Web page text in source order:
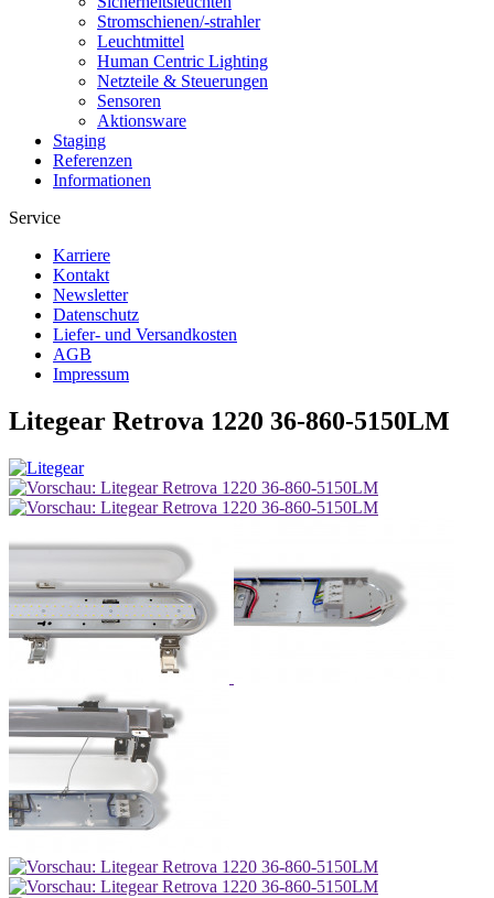
Stromschienen/-strahler
Leuchtmittel
Human Centric Lighting
Netzteile & Steuerungen
Sensoren
Aktionsware
Staging
Referenzen
Informationen
Service
Karriere
Kontakt
Newsletter
Datenschutz
Liefer- und Versandkosten
AGB
Impressum
Litegear Retrova 1220 36-860-5150LM